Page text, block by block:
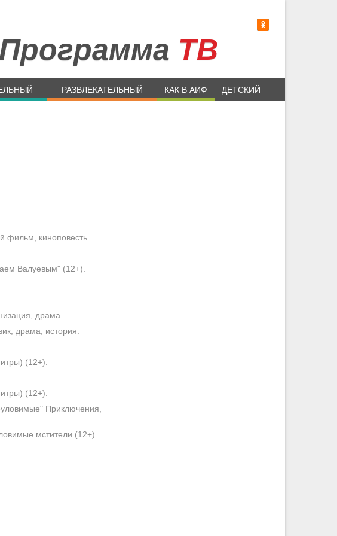
Программа ТВ
РАЗВЛЕКАТЕЛЬНЫЙ КАК В АИФ ДЕТСКИЙ
киноповесть.
Валуевым" (12+).
драма.
драма, история.
(12+).
(12+).
Приключения,
мстители (12+).